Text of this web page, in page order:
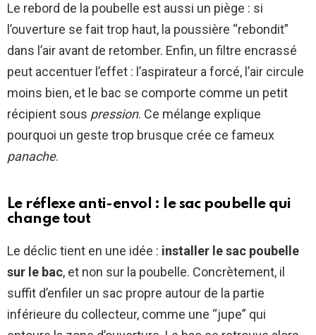
Le rebord de la poubelle est aussi un piège : si
l’ouverture se fait trop haut, la poussière “rebondit”
dans l’air avant de retomber. Enfin, un filtre encrassé
peut accentuer l’effet : l’aspirateur a forcé, l’air circule
moins bien, et le bac se comporte comme un petit
récipient sous pression. Ce mélange explique
pourquoi un geste trop brusque crée ce fameux
panache.
Le réflexe anti-envol : le sac poubelle qui
change tout
Le déclic tient en une idée : installer le sac poubelle
sur le bac, et non sur la poubelle. Concrètement, il
suffit d’enfiler un sac propre autour de la partie
inférieure du collecteur, comme une “jupe” qui